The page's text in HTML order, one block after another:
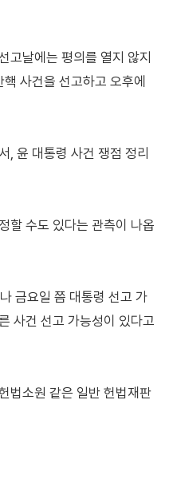
고날에는 평의를 열지 않지
사건을 선고하고 오후에
, 윤 대통령 사건 쟁점 정리
할 수도 있다는 관측이 나옵
금요일 쯤 대통령 선고 가
사건 선고 가능성이 있다고
법소원 같은 일반 헌법재판